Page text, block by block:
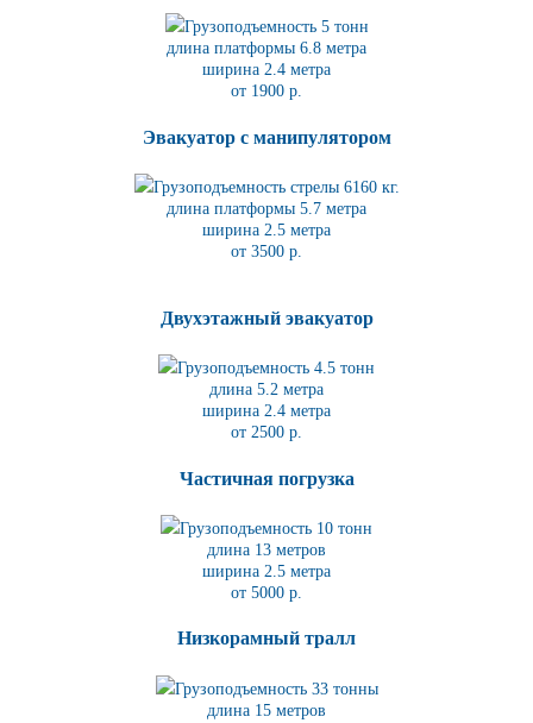
Грузоподъемность 5 тонн
длина платформы 6.8 метра
ширина 2.4 метра
от 1900 р.
Эвакуатор с манипулятором
Грузоподъемность стрелы 6160 кг.
длина платформы 5.7 метра
ширина 2.5 метра
от 3500 р.
Двухэтажный эвакуатор
Грузоподъемность 4.5 тонн
длина 5.2 метра
ширина 2.4 метра
от 2500 р.
Частичная погрузка
Грузоподъемность 10 тонн
длина 13 метров
ширина 2.5 метра
от 5000 р.
Низкорамный тралл
Грузоподъемность 33 тонны
длина 15 метров